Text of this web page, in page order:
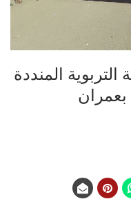
المنددة
بعمران